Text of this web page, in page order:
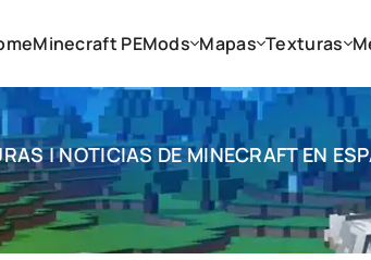
Minecraft PEMods Mapas Texturas
| NOTICIAS DE MINECRAFT EN